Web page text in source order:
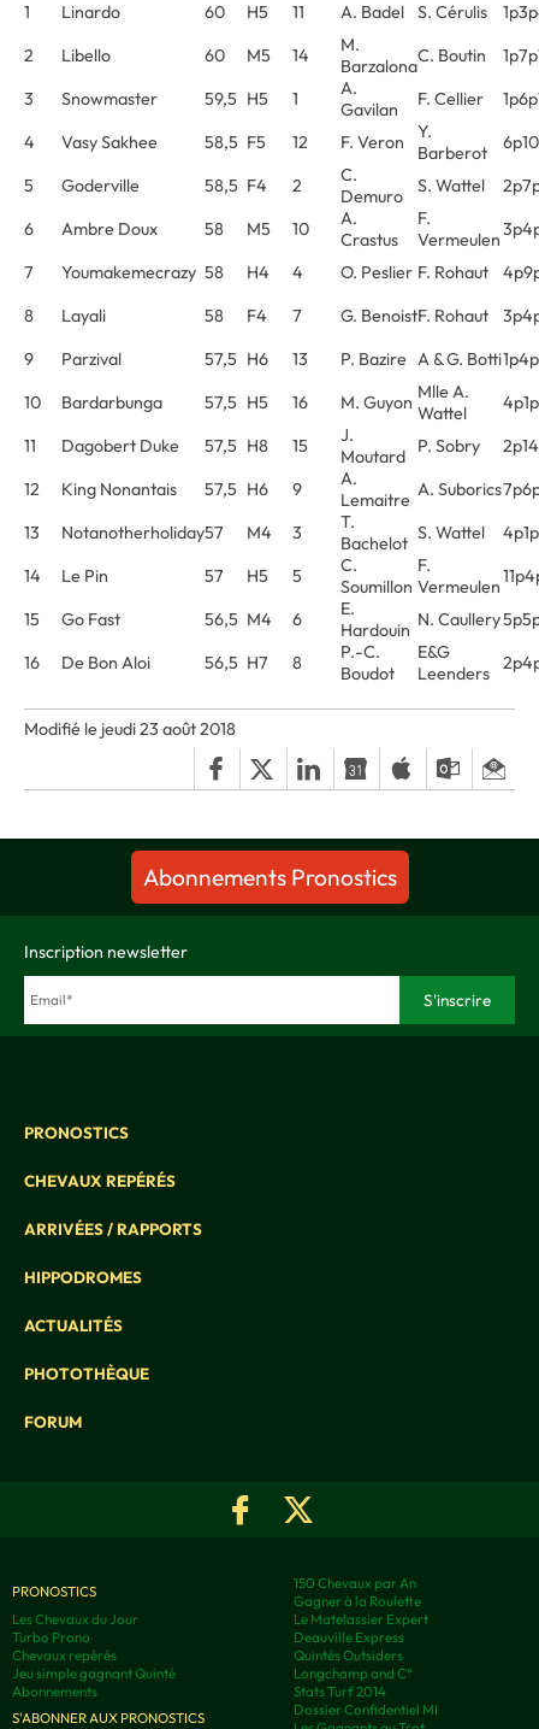
1
Linardo 60 H5 11 A. Badel S. Cérulis
2
Libello 60 M5 14
M.
BarzalonaC. Boutin
3
Snowmaster 59,5 H5 1
A.
Gavilan
F. Cellier
4
Vasy Sakhee 58,5 F5 12 F. Veron
Y.
Barberot
5
Goderville 58,5 F4 2
C.
Demuro
S. Wattel
6
Ambre Doux 58 M5 10
A.
Crastus
F.
Vermeulen
7
Youmakemecrazy 58 H4 4 O. Peslier F. Rohaut
8
Layali 58 F4 7 G. BenoistF. Rohaut
9
Parzival 57,5 H6 13 P. Bazire A & G. Botti
10
Bardarbunga 57,5 H5 16 M. Guyon Mlle A.
Wattel
11
Dagobert Duke 57,5 H8 15
J.
Moutard
P. Sobry
12
King Nonantais 57,5 H6 9
A.
Lemaitre A. Suborics
13
Notanotherholiday57 M4 3
T.
Bachelot S. Wattel
14
Le Pin 57 H5 5
C.
Soumillon
F.
Vermeulen
15
Go Fast 56,5 M4 6
E.
Hardouin N. Caullery
16
De Bon Aloi 56,5 H7 8
P.-C.
Boudot
E&G
Leenders
Modifié le jeudi 23 août 2018
Abonnements Pronostics
Inscription newsletter
PRONOSTICS
CHEVAUX REPÉRÉS
ARRIVÉES / RAPPORTS
HIPPODROMES
ACTUALITÉS
PHOTOTHÈQUE
FORUM
PRONOSTICS
Les Chevaux du Jour
Turbo Prono
Chevaux repérés
Jeu simple gagnant Quinté
Abonnements
S'ABONNER AUX PRONOSTICS
150 Chevaux par An
Gagner à la Roulette
Le Matelassier Expert
Deauville Express
Quintés Outsiders
Longchamp and C°
Stats Turf 2014
Dossier Confidentiel MI